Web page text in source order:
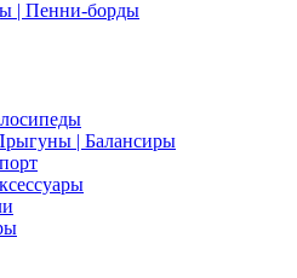
| Пенни-борды
| Балансиры